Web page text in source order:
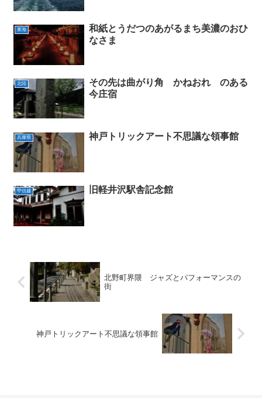
東海
和紙とうだつのあがるまち美濃のおひ
なさま
北陸
その先は曲がり角 かねおれ のある
今庄宿
兵庫県 神戸トリックアート不思議な領事館
甲信越 旧軽井沢駅舎記念館
北野町界隈 ジャズとパフォーマンスの
街
神戸トリックアート不思議な領事館